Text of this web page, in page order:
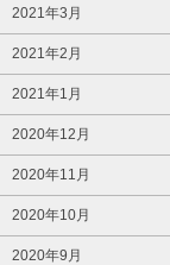
2021年3月
2021年2月
2021年1月
2020年12月
2020年11月
2020年10月
2020年9月